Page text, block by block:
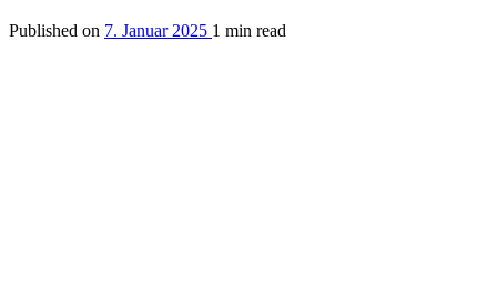
Published on 7. Januar 2025 1 min read